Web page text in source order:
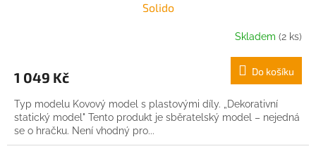
Solido
Skladem (2 ks)
1 049 Kč Do košíku
Typ modelu Kovový model s plastovými díly. „Dekorativní
statický model" Tento produkt je sběratelský model – nejedná
se o hračku. Není vhodný pro...